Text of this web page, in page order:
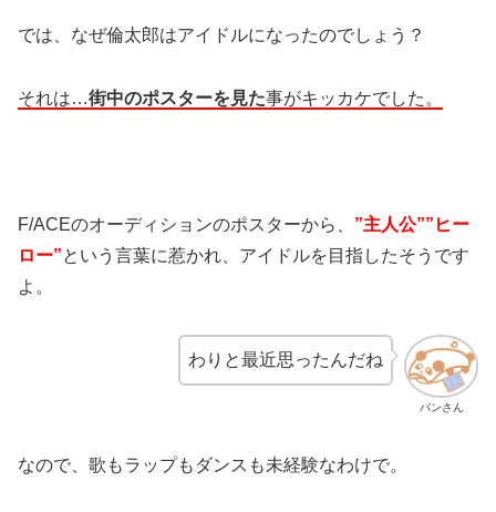
では、なぜ倫太郎はアイドルになったのでしょう？
それは…街中のポスターを見た事がキッカケでした。
F/ACEのオーディションのポスターから、 ”主人公””ヒー
ロー”という言葉に惹かれ、アイドルを目指したそうです
よ。
パンさん
わりと最近思ったんだね
なので、歌もラップもダンスも未経験なわけで。